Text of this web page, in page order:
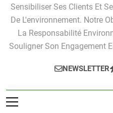
Sensibiliser Ses Clients Et
De L'environnement. Notre
La Responsabilité
Souligner Son Engagement
NEWSLETTER